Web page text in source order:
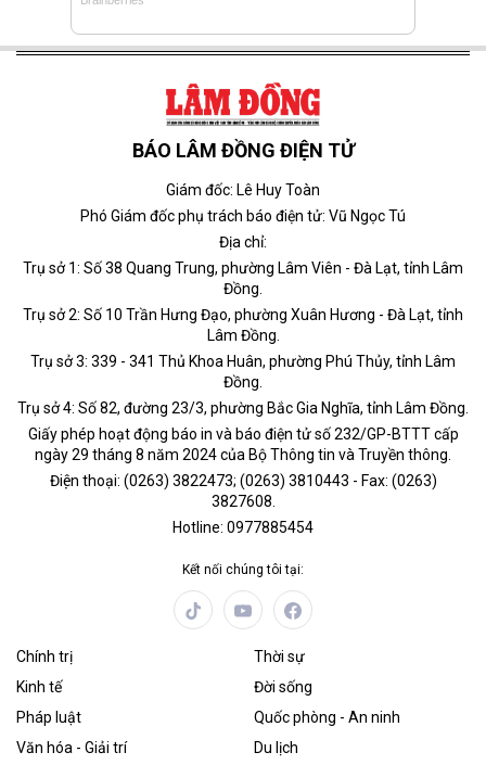
BÁO LÂM ĐỒNG ĐIỆN TỬ
Giám đốc: Lê Huy Toàn
Phó Giám đốc phụ trách báo điện tử: Vũ Ngọc Tú
Địa chỉ:
Trụ sở 1: Số 38 Quang Trung, phường Lâm Viên - Đà Lạt, tỉnh Lâm
Đồng.
Trụ sở 2: Số 10 Trần Hưng Đạo, phường Xuân Hương - Đà Lạt, tỉnh
Lâm Đồng.
Trụ sở 3: 339 - 341 Thủ Khoa Huân, phường Phú Thủy, tỉnh Lâm
Đồng.
Trụ sở 4: Số 82, đường 23/3, phường Bắc Gia Nghĩa, tỉnh Lâm Đồng.
Giấy phép hoạt động báo in và báo điện tử số 232/GP-BTTT cấp
ngày 29 tháng 8 năm 2024 của Bộ Thông tin và Truyền thông.
Điện thoại: (0263) 3822473; (0263) 3810443 - Fax: (0263)
3827608.
Hotline: 0977885454
Kết nối chúng tôi tại:
Chính trị
Thời sự
Kinh tế
Đời sống
Pháp luật
Quốc phòng - An ninh
Văn hóa - Giải trí
Du lịch